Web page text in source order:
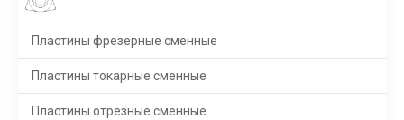
Пластины фрезерные сменные
Пластины токарные сменные
Пластины отрезные сменные